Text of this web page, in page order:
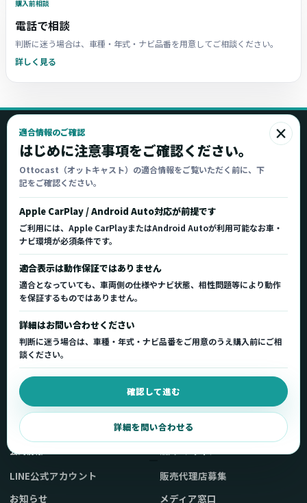
購入前相談
電話で相談
判断に迷う場合は、車種・年式・ナビ品番を用意してご相談ください。
詳しく見る
×
適合情報のご確認
はじめに注意事項をご確認ください。
Ottocast（オットキャスト）の適合情報をご覧いただく前に、下
記をご確認ください。
Apple CarPlay / Android Auto対応が前提です
ご利用には、Apple CarPlayまたはAndroid Autoが利用可能なお車・
ナビ環境が必須条件です。
適合表示は動作保証ではありません
適合となっていても、車両側の仕様やナビ状態、相性問題等により動作
を保証するものではありません。
詳細はお問い合わせください
判断に迷う場合は、車種・年式・ナビ品番をご用意のうえ購入前にご相
談ください。
確認して進む
詳細を問い合わせる
Ottocast
オットキャスト
Ottocast正規販売代理店 Azgate株式会社
Ottocast（オットキャスト）の製品情報、車種適
合、サポート情報を日本国内向けに整理してご案内し
ます。
正規販売代理店 車種適合情報 国内サポート窓口
製品を探す
製品一覧
車種適合を確認
用途から製品を選ぶ
取扱店舗・購入先
弊社販売ストアへ
Q&A・症状別サポート
起動不良復旧サービス
公式情報
LINE公式アカウント
お知らせ
販売代理店募集
メディア窓口